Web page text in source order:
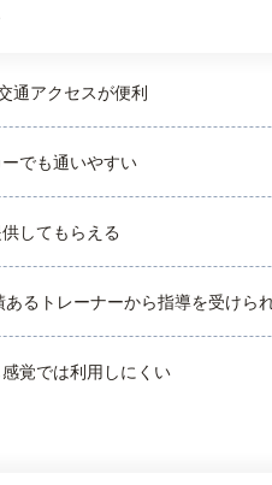
通アクセスが便利
でも通いやすい
してもらえる
るトレーナーから指導を受けら
覚では利用しにくい